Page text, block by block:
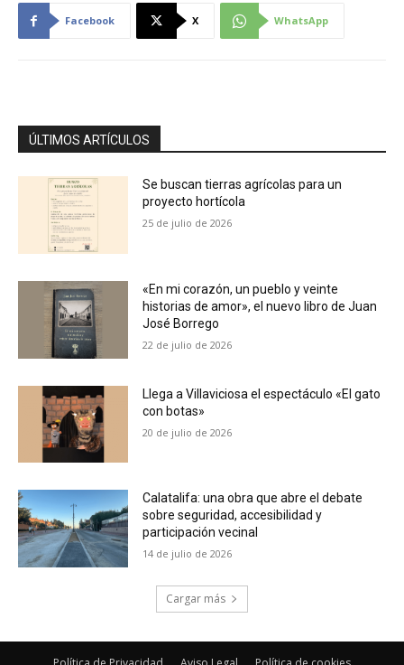
Facebook X WhatsApp
ÚLTIMOS ARTÍCULOS
Se buscan tierras agrícolas para un
proyecto hortícola
25 de julio de 2026
«En mi corazón, un pueblo y veinte
historias de amor», el nuevo libro de Juan
José Borrego
22 de julio de 2026
Llega a Villaviciosa el espectáculo «El gato
con botas»
20 de julio de 2026
Calatalifa: una obra que abre el debate
sobre seguridad, accesibilidad y
participación vecinal
14 de julio de 2026
Cargar más